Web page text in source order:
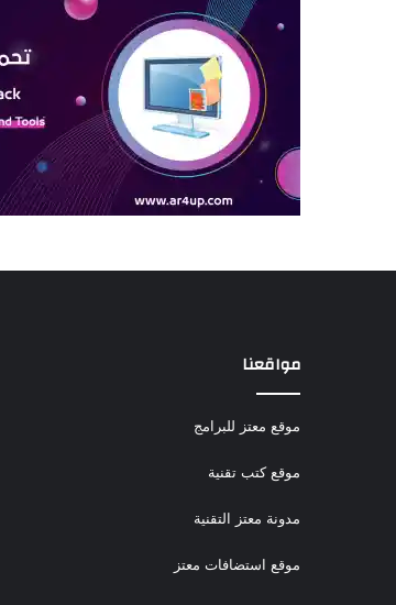
مواقعنا
موقع معتز للبرامج
موقع كتب تقنية
مدونة معتز التقنية
موقع استضافات معتز